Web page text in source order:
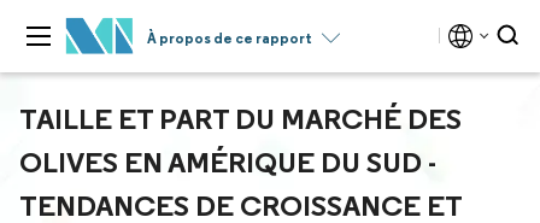
À propos de ce rapport
TAILLE ET PART DU MARCHÉ DES
OLIVES EN AMÉRIQUE DU SUD -
TENDANCES DE CROISSANCE ET